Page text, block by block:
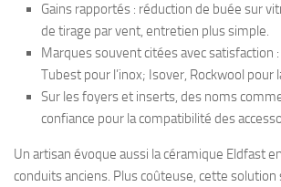
Gains rapportés : réduction de buée sur
de tirage par vent, entretien plus simple.
Marques souvent citées avec satisfaction
Tubest pour l’inox; Isover, Rockwool pour
Sur les foyers et inserts, des noms
confiance pour la compatibilité des
Un artisan évoque aussi la céramique Eldfast
conduits anciens. Plus coûteuse, cette